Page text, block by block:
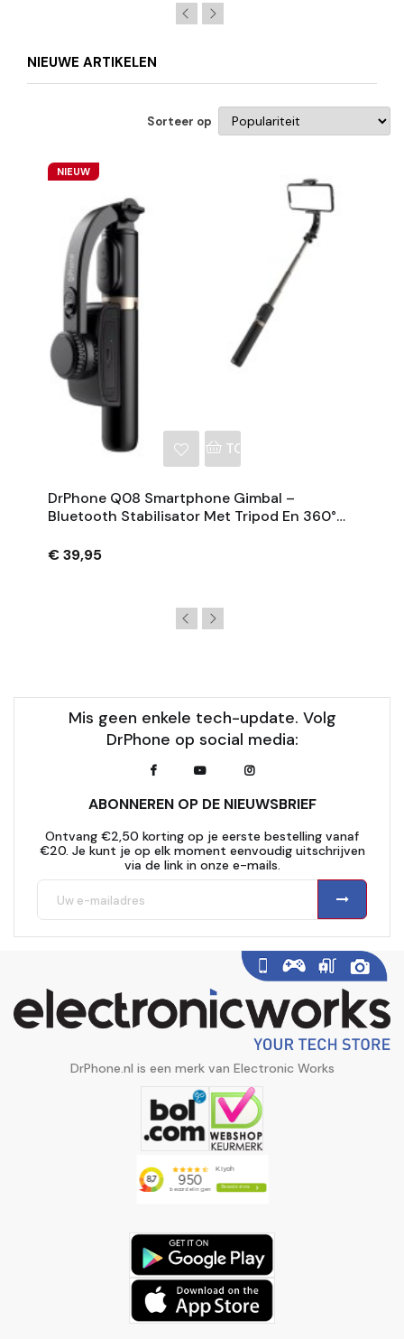
NIEUWE ARTIKELEN
Sorteer op
NIEUW
TOEVOEGEN AAN
DrPhone Q08 Smartphone Gimbal –
Bluetooth Stabilisator Met Tripod En 360°
€ 39,95
Mis geen enkele tech-update. Volg
DrPhone op social media:
ABONNEREN OP DE NIEUWSBRIEF
Ontvang €2,50 korting op je eerste bestelling vanaf
€20. Je kunt je op elk moment eenvoudig uitschrijven
via de link in onze e-mails.
DrPhone.nl is een merk van Electronic Works